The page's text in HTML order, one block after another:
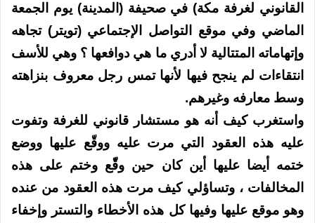
القانوني لغرفة مكة) في صحيفة (المدينة) يوم الجمعة
الماضي وفي موقع التواصل الإجتماعي (تويتر) تجاهه
وإتهاماته المتتالية لا أدري ما هي دوافعها ؟ وهي للأسف
انتقاءات لم ينجح فيها لأنها تمس رجل معروف بنزاهته
وسط معارفه وغيرهم.
واستغرب كيف أنه هو مستشار قانوني للغرفة وتفوت
عليه هذه العقود التي مرت عليه ووقّع عليها ووضع
ختمه أيضا عليها أين كان حين وقّّع وختم على هذه
المخالفات ، وتساؤلي كيف مرت هذه العقود من عنده
وهو موقع عليها وفيها كل هذه الأخطاء والتستر وإخفاء